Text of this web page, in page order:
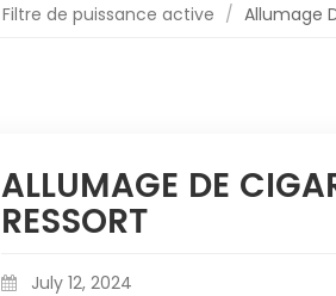
Filtre de puissance active / Allumage
ALLUMAGE DE
RESSORT
July 12, 2024